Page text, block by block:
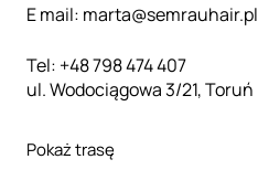
E mail: marta@semrauhair.pl
Tel: +48 798 474 407
ul. Wodociągowa 3/21, Toruń
Pokaż trasę